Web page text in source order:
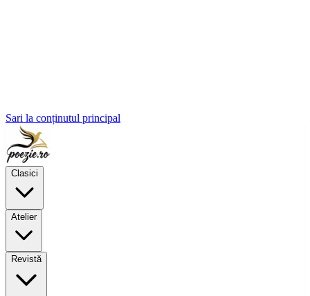
Sari la conținutul principal
Clasici
Atelier
Revistă